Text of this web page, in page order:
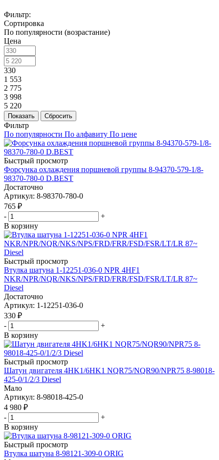
Фильтр:
Сортировка
По популярности (возрастание)
Цена
330
1 553
2 775
3 998
5 220
Показать Сбросить
Фильтр
По популярности По алфавиту По цене
Быстрый просмотр
Форсунка охлаждения поршневой группы 8-94370-579-1/8-
98370-780-0 D.BEST
Достаточно
Артикул: 8-98370-780-0
765 ₽
-
+
В корзину
Быстрый просмотр
Втулка шатуна 1-12251-036-0 NPR 4HF1
NKR/NPR/NQR/NKS/NPS/FRD/FRR/FSD/FSR/LT/LR 87~
Diesel
Достаточно
Артикул: 1-12251-036-0
330 ₽
-
+
В корзину
Быстрый просмотр
Шатун двигателя 4HK1/6HK1 NQR75/NQR90/NPR75 8-98018-
425-0/1/2/3 Diesel
Мало
Артикул: 8-98018-425-0
4 980 ₽
-
+
В корзину
Быстрый просмотр
Втулка шатуна 8-98121-309-0 ORIG